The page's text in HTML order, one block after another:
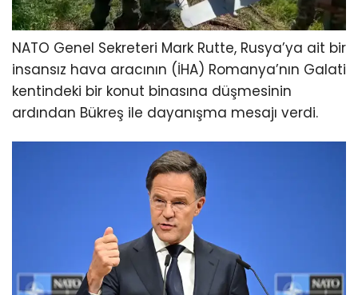
NATO Genel Sekreteri Mark Rutte, Rusya’ya ait bir
insansız hava aracının (İHA) Romanya’nın Galati
kentindeki bir konut binasına düşmesinin
ardından Bükreş ile dayanışma mesajı verdi.